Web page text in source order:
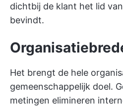
dichtbij de klant het lid
bevindt.
Het brengt de hele
gemeenschappelijk doel.
metingen elimineren